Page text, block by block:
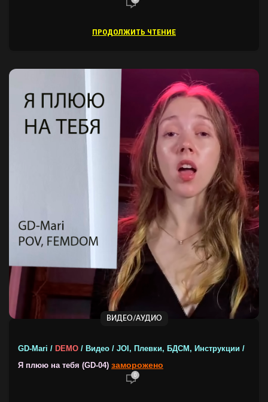
ПРОДОЛЖИТЬ ЧТЕНИЕ
ВИДЕО/АУДИО
GD-Mari / DEMO / Видео / JOI, Плевки, БДСМ, Инструкции /
Я плюю на тебя (GD-04) заморожено
0